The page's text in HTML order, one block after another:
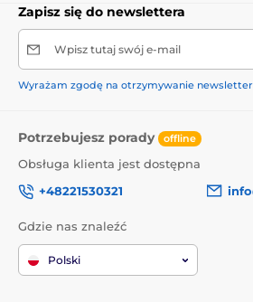
Zapisz się do newslettera
Wpisz tutaj swój e-mail
Wyrażam zgodę na otrzymywanie
Potrzebujesz porady offline
Obsługa klienta jest dostępna
+48221530321
Gdzie nas znaleźć
Polski